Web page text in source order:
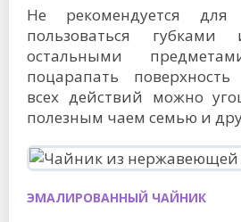
Не рекомендуется
пользоваться
остальными
поцарапать
всех действий можно
полезным чаем семью и
ЭМАЛИРОВАННЫЙ ЧАЙНИК